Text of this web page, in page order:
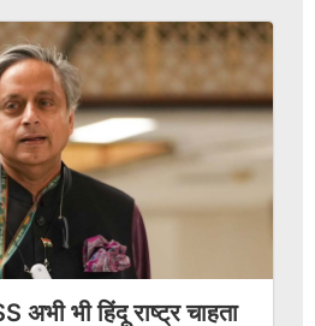
अभी भी हिंदू राष्ट्र चाहता